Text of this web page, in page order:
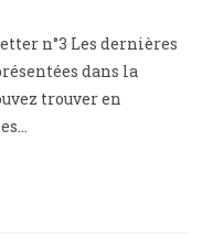
n°3 Les dernières
dans la
trouver en